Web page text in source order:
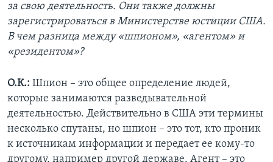
за свою деятельность. Они также должны
зарегистрироваться в Министерстве юстиции США.
В чем разница между «шпионом», «агентом» и
«резидентом»?
О.К.: Шпион – это общее определение людей,
которые занимаются разведывательной
деятельностью. Действительно в США эти термины
несколько спутаны, но шпион – это тот, кто проник
к источникам информации и передает ее кому-то
другому, например другой державе. Агент – это